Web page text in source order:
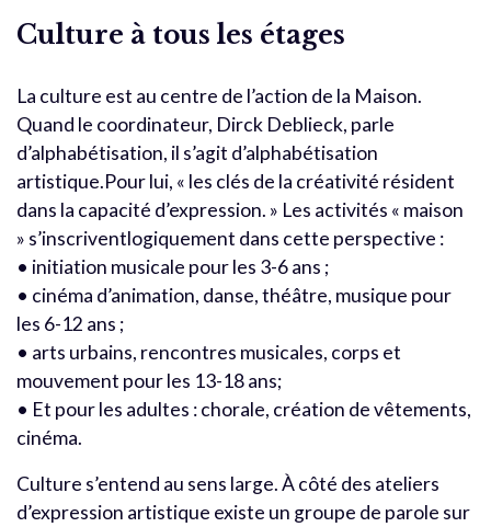
Culture à tous les étages
La culture est au centre de l’action de la Maison.
Quand le coordinateur, Dirck Deblieck, parle
d’alphabétisation, il s’agit d’alphabétisation
artistique.Pour lui, « les clés de la créativité résident
dans la capacité d’expression. » Les activités « maison
» s’inscriventlogiquement dans cette perspective :
• initiation musicale pour les 3-6 ans ;
• cinéma d’animation, danse, théâtre, musique pour
les 6-12 ans ;
• arts urbains, rencontres musicales, corps et
mouvement pour les 13-18 ans;
• Et pour les adultes : chorale, création de vêtements,
cinéma.
Culture s’entend au sens large. À côté des ateliers
d’expression artistique existe un groupe de parole sur